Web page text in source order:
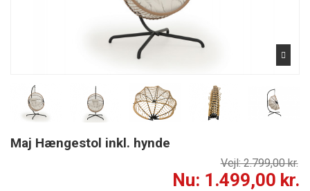
Maj Hængestol inkl. hynde
Vejl: 2.799,00 kr.
Nu: 1.499,00 kr.